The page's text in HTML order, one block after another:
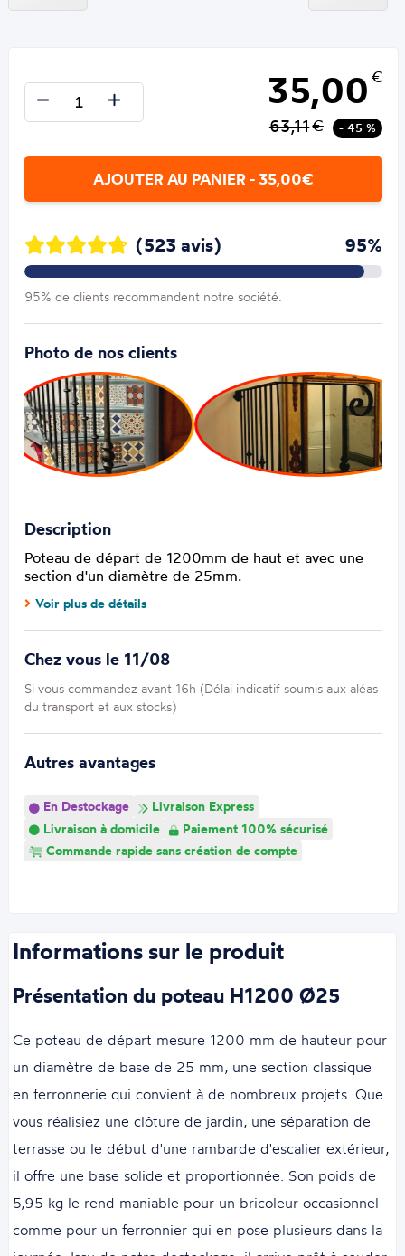
35,00 €
63,11€ - 45 %
AJOUTER AU PANIER - 35,00€
(523 avis) 95%
95% de clients recommandent notre société.
Photo de nos clients
Description
Poteau de départ de 1200mm de haut et avec une
section d'un diamètre de 25mm.
Voir plus de détails
Chez vous le 11/08
Si vous commandez avant 16h (Délai indicatif soumis aux aléas
du transport et aux stocks)
Autres avantages
En Destockage
Livraison Express
Livraison à domicile
Paiement 100% sécurisé
Commande rapide sans création de compte
Informations sur le produit
Présentation du poteau H1200 Ø25
Ce poteau de départ mesure 1200 mm de hauteur pour
un diamètre de base de 25 mm, une section classique
en ferronnerie qui convient à de nombreux projets. Que
vous réalisiez une clôture de jardin, une séparation de
terrasse ou le début d'une rambarde d'escalier extérieur,
il offre une base solide et proportionnée. Son poids de
5,95 kg le rend maniable pour un bricoleur occasionnel
comme pour un ferronnier qui en pose plusieurs dans la